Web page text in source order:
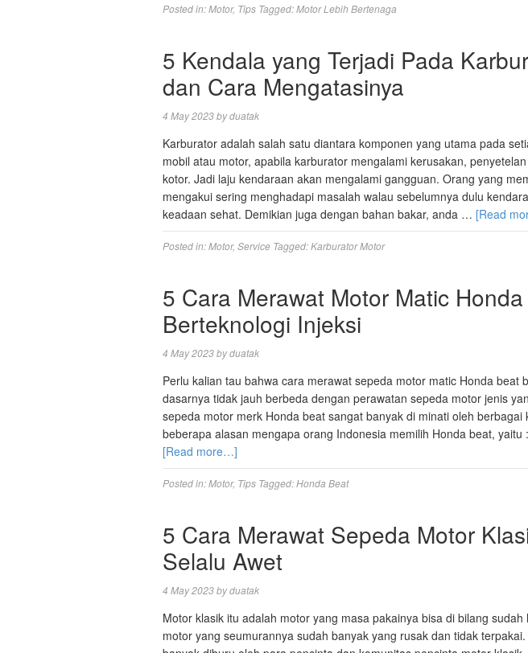
Posted in:Motor, Tips Tagged:Motor Lebih Bertenaga
5 Kendala yang Terjadi Pada
dan Cara Mengatasinya
4 May 2023byduatak
Karburator adalah salah satu diantara komponen yang utama pada
mobil atau motor, apabila karburator mengalami kerusakan,
kotor. Jadi laju kendaraan akan mengalami gangguan. Orang yang
mengakui sering menghadapi masalah walau sebelumnya dulu
keadaan sehat. Demikian juga dengan bahan bakar, anda … [Read
Posted in:Motor, Service Tagged:Karburator Motor
5 Cara Merawat Motor Matic
Berteknologi Injeksi
4 May 2023byduatak
Perlu kalian tau bahwa cara merawat sepeda motor matic Honda beat
dasarnya tidak jauh berbeda dengan perawatan sepeda motor jenis
sepeda motor merk Honda beat sangat banyak di minati oleh berbagai
beberapa alasan mengapa orang Indonesia memilih Honda beat,
[Read more…]
Posted in:Motor, Tips Tagged:Honda Beat
5 Cara Merawat Sepeda Motor
Selalu Awet
4 May 2023byduatak
Motor klasik itu adalah motor yang masa pakainya bisa di bilang
motor yang seumurannya sudah banyak yang rusak dan tidak